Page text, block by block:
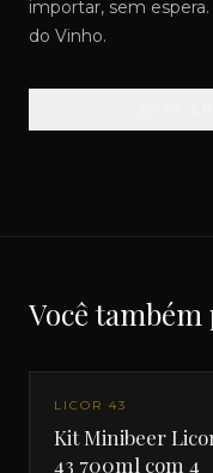
importar, sem
do Vinho.
Você
LICOR 43
Kit Minibeer
43 700ml com 4